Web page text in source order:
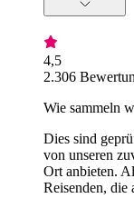
4,5
2.306
Wie sammeln
Dies sind
von unseren
Ort anbieten.
Reisenden, die